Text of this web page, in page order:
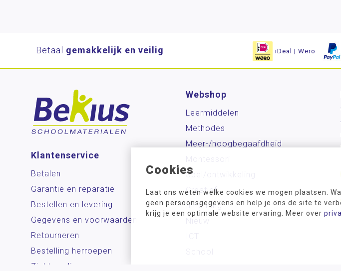
Cookies
Laat ons weten welke cookies we mogen plaatsen.
geen persoonsgegevens en help je ons de site te
krijg je een optimale website ervaring. Meer over
Betaal gemakkelijk en veilig iDeal | Wero
Klantenservice
Betalen
Garantie en reparatie
Bestellen en levering
Gegevens en voorwaarden
Retourneren
Bestelling herroepen
Zichtzending aanvragen
Webshop
Leermiddelen
Methodes
Meer-/hoog­begaafdheid
Spel/ontwikkeling
Creatief
Inrichting